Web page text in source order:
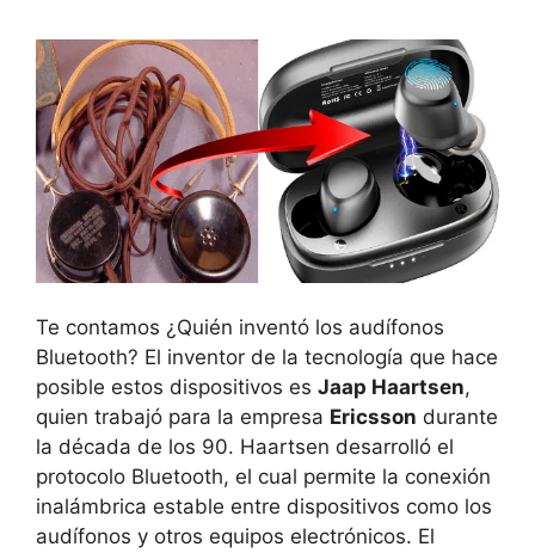
Te contamos ¿Quién inventó los audífonos
Bluetooth? El inventor de la tecnología que hace
posible estos dispositivos es Jaap Haartsen,
quien trabajó para la empresa Ericsson durante
la década de los 90. Haartsen desarrolló el
protocolo Bluetooth, el cual permite la conexión
inalámbrica estable entre dispositivos como los
audífonos y otros equipos electrónicos. El